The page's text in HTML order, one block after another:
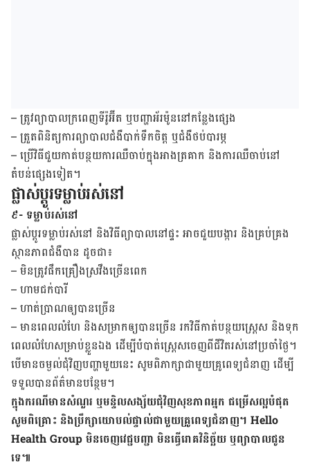
– ត្រូវ​ព្យាបាល​ក្រពេញ​ទីរ៉ូ​អ៊ីត ឬ​បញ្ហា​អ័រម៉ូន​នៅ​កន្លែង​ផ្សេង
– ត្រួត​ពិនិត្យ​ការ​ព្យាបាល​ជំងឺ​បាក់​ទឹក​ចិត្ត ឬ​ជំងឺ​ថប់​បារម្ភ
– ប្រើ​វិធី​ជួយ​កាត់​បន្ថយ​ការ​ឈឺ​ចាប់​ក្នុង​អាង​ត្រគាក និង​ការ​ឈឺ​ចាប់​នៅ​
តំបន់​ផ្សេង​ទៀត។
ផ្លាស់ប្តូរទម្លាប់រស់នៅ
៩- ទម្លាប់រស់នៅ
ផ្លាស់ប្តូរទម្លាប់រស់នៅ និងវិធីព្យាបាលនៅផ្ទះ អាចជួយបង្ការ និងគ្រប់គ្រង
ស្ថានភាពជំងឺបាន ដូចជា៖
– មិន​ត្រូវ​ផឹកគ្រឿង​ស្រវឹង​ច្រើន​ពេក
– ហាម​ជក់​បារី
– ហាត់​ប្រាណ​ឲ្យ​បាន​ច្រើន
– មាន​ពេល​លំហែ និង​សម្រាក​ឲ្យ​បាន​ច្រើន រក​​វិធី​កាត់​បន្ថយ​ស្ត្រេស និង​ទុក​
ពេល​លំហែ​សម្រាប់​ខ្លួន​ឯង ​ដើម្បី​បំបាត់​ស្រ្តេស​ចេញ​ពី​ជីវិត​រស់​នៅ​ប្រចាំ​ថ្ងៃ។
​បើ​មាន​ចម្ងល់​ជុំ​វិញ​បញ្ហា​មួយ​នេះ សូម​​ពិភាក្សា​ជាមួយ​គ្រូពេទ្យ​ជំនាញ ដើម្បី​
ទទួល​បាន​ព័ត៌​មានបន្ថែម។
ក្នុង​ករណី​មាន​សំណួរ ​ឬ​មន្ទិល​​សង្ស័យ​ជុំវិញ​សុខភាព​អ្នក​ ជម្រើស​ល្អ​បំផុត ​​
សូម​ពិគ្រោះ​​ និង​ប្រឹក្សា​យោបល់​ផ្ទាល់​ជាមួយ​គ្រូពេទ្យ​ជំនាញ​។ ​Hello
Health Group មិន​ចេញ​វេជ្ជ​បញ្ជា មិន​ធ្វើ​រោគ​វិនិច្ឆ័យ​ ឬព្យាបាល​ជូន​
ទេ៕